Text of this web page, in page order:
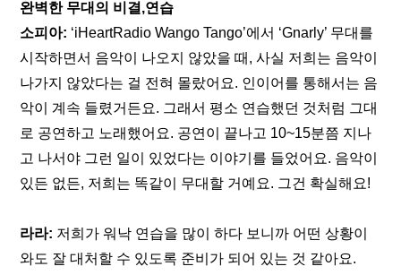
완벽한 무대의 비결,연습
소피아: ‘iHeartRadio Wango Tango’에서 ‘Gnarly’ 무대를
시작하면서 음악이 나오지 않았을 때, 사실 저희는 음악이
나가지 않았다는 걸 전혀 몰랐어요. 인이어를 통해서는 음
악이 계속 들렸거든요. 그래서 평소 연습했던 것처럼 그대
로 공연하고 노래했어요. 공연이 끝나고 10~15분쯤 지나
고 나서야 그런 일이 있었다는 이야기를 들었어요. 음악이
있든 없든, 저희는 똑같이 무대할 거예요. 그건 확실해요!
라라: 저희가 워낙 연습을 많이 하다 보니까 어떤 상황이
와도 잘 대처할 수 있도록 준비가 되어 있는 것 같아요.